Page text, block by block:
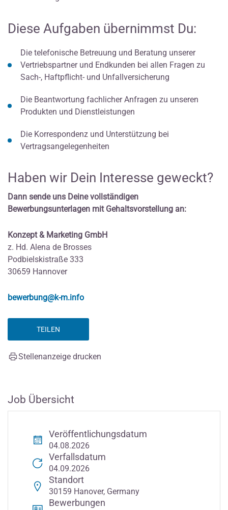
Diese Aufgaben übernimmst Du:
Die telefonische Betreuung und Beratung unserer
Vertriebspartner und Endkunden bei allen Fragen zu
Sach-, Haftpflicht- und Unfallversicherung
Die Beantwortung fachlicher Anfragen zu unseren
Produkten und Dienstleistungen
Die Korrespondenz und Unterstützung bei
Vertragsangelegenheiten
Haben wir Dein Interesse geweckt?
Dann sende uns Deine vollständigen
Bewerbungsunterlagen mit Gehaltsvorstellung an:
Konzept & Marketing GmbH
z. Hd. Alena de Brosses
Podbielskistraße 333
30659 Hannover
bewerbung@k-m.info
TEILEN
Stellenanzeige drucken
Job Übersicht
Veröffentlichungsdatum
04.08.2026
Verfallsdatum
04.09.2026
Standort
30159 Hanover, Germany
Bewerbungen